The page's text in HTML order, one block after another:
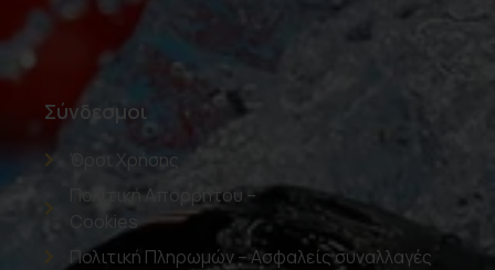
Σύνδεσμοι
Όροι Χρήσης
Πολιτική Απορρήτου –
Cookies
Πολιτική Πληρωμών – Ασφαλείς συναλλαγές